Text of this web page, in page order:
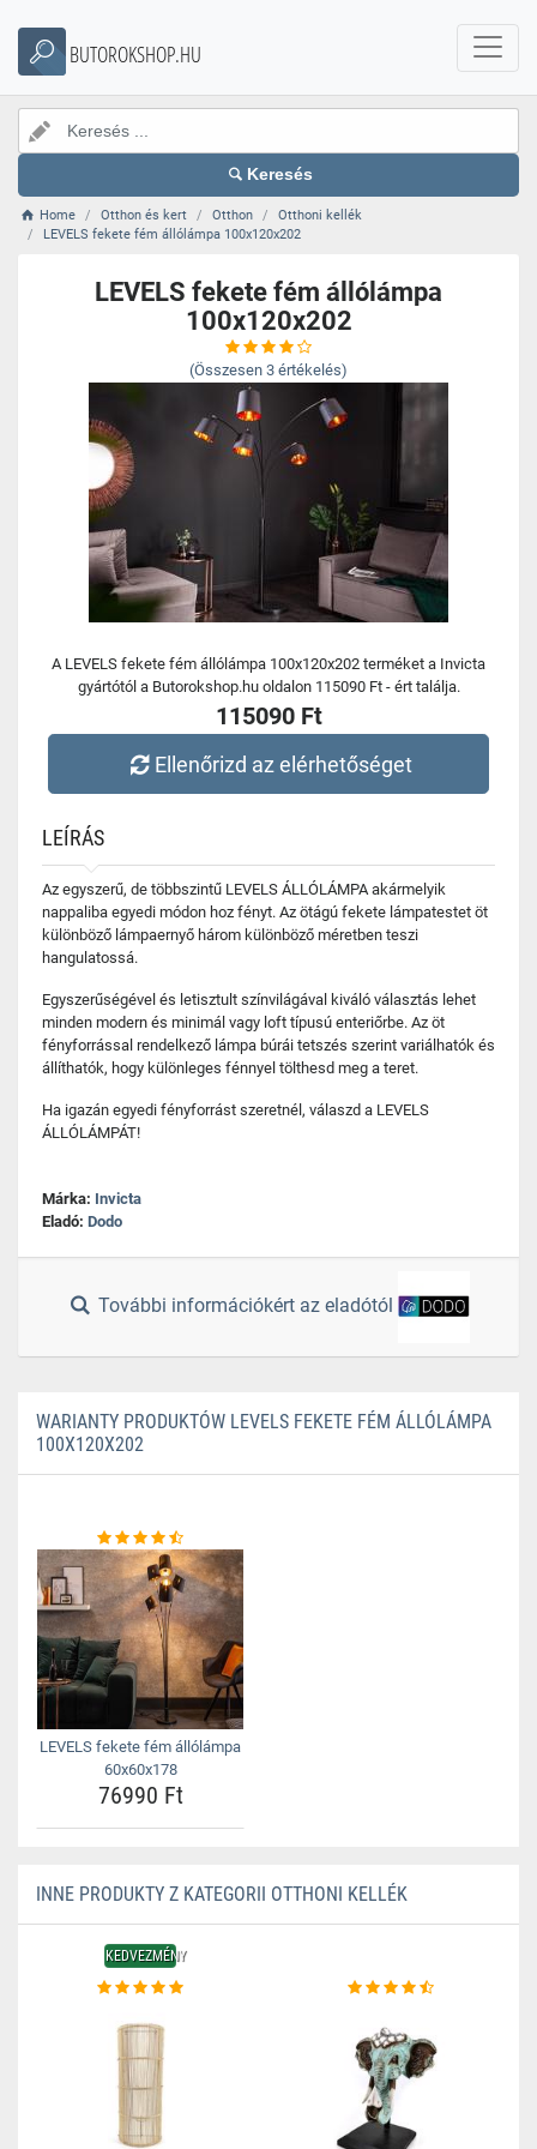
BUTOROKSHOP.HU
Keresés
Home Otthon és kert Otthon
Otthoni kellék
LEVELS fekete fém állólámpa 100x120x202
LEVELS fekete fém állólámpa
100x120x202
(Összesen 3 értékelés)
A LEVELS fekete fém állólámpa 100x120x202 terméket a Invicta
gyártótól a Butorokshop.hu oldalon 115090 Ft - ért találja.
115090 Ft
Ellenőrizd az elérhetőséget
LEÍRÁS
Az egyszerű, de többszintű LEVELS ÁLLÓLÁMPA akármelyik
nappaliba egyedi módon hoz fényt. Az ötágú fekete lámpatestet öt
különböző lámpaernyő három különböző méretben teszi
hangulatossá.
Egyszerűségével és letisztult színvilágával kiváló választás lehet
minden modern és minimál vagy loft típusú enteriőrbe. Az öt
fényforrással rendelkező lámpa búrái tetszés szerint variálhatók és
állíthatók, hogy különleges fénnyel tölthesd meg a teret.
Ha igazán egyedi fényforrást szeretnél, válaszd a LEVELS
ÁLLÓLÁMPÁT!
Márka: Invicta
Eladó: Dodo
További információkért az eladótól
WARIANTY PRODUKTÓW LEVELS FEKETE FÉM ÁLLÓLÁMPA
100X120X202
LEVELS fekete fém állólámpa
60x60x178
76990 Ft
INNE PRODUKTY Z KATEGORII OTTHONI KELLÉK
KEDVEZMÉNY